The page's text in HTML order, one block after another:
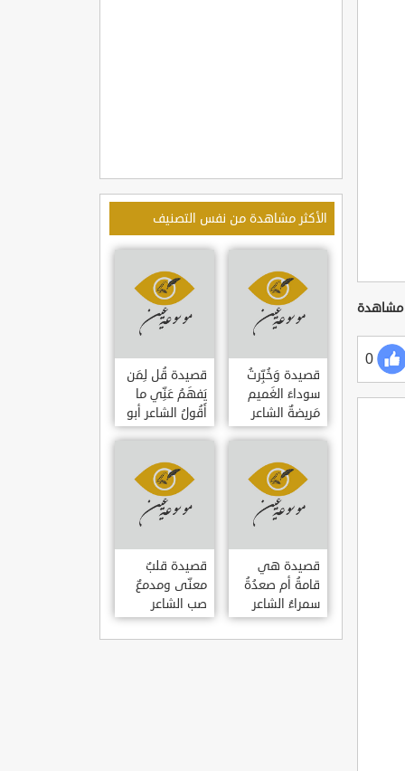
0
الأكثر مشاهدة من نفس التصنيف
قصيدة وَخُبِّرتُ
سوداءَ الغَميم
مَريضةٌ الشاعر
العوام بن عقبة
قصيدة قُل لِمَن
يَفهَمُ عَنِّي ما
أَقُولُ الشاعر أبو
حامد الغزالي
قصيدة هي
قامةُ أم صعدُةُ
سمراءُ الشاعر
سيف الدين
المشد
قصيدة قلبٌ
معنّى ومدمعٌ
صب الشاعر
سيف الدين
المشد